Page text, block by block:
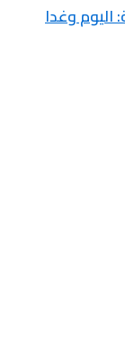
اليوم وغدا